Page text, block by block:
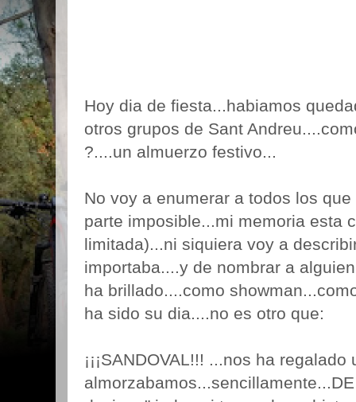
Hoy dia de fiesta...habiamos
otros grupos de Sant
?....un almuerzo festivo...
No voy a enumerar a todos los
parte imposible...mi memoria esta
limitada)...ni siquiera voy a
importaba....y de nombrar a
ha brillado....como
ha sido su dia....no es otro que:
¡¡¡SANDOVAL!!! ...nos ha